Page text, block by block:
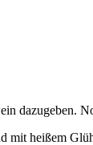
dazugeben.
mit heißem